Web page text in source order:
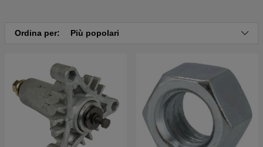
Ordina per: Più popolari